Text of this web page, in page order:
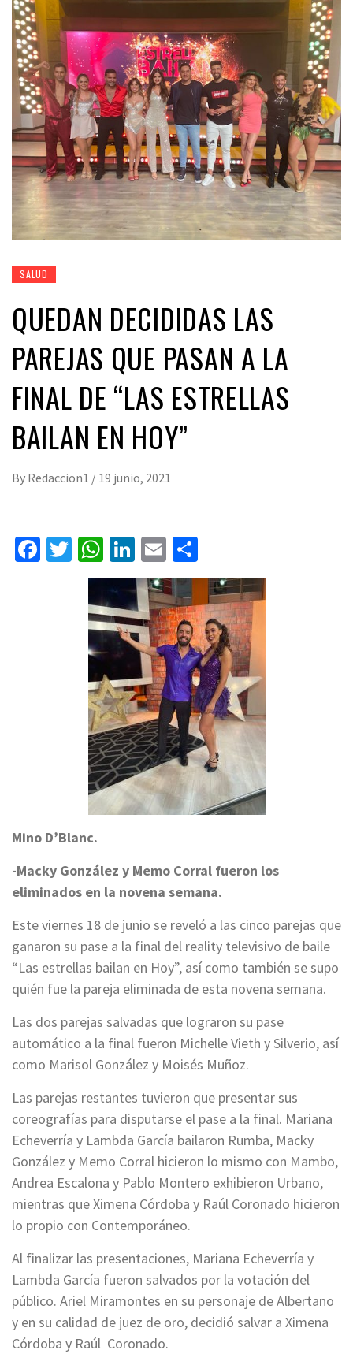
SALUD
QUEDAN DECIDIDAS LAS
PAREJAS QUE PASAN A LA
FINAL DE “LAS ESTRELLAS
BAILAN EN HOY”
By Redaccion1 / 19 junio, 2021
Facebook
Twitter
WhatsApp
LinkedIn
Email
Mino D’Blanc.
-Macky González y Memo Corral fueron los
eliminados en la novena semana.
Este viernes 18 de junio se reveló a las cinco parejas que
ganaron su pase a la final del reality televisivo de baile
“Las estrellas bailan en Hoy”, así como también se supo
quién fue la pareja eliminada de esta novena semana.
Las dos parejas salvadas que lograron su pase
automático a la final fueron Michelle Vieth y Silverio, así
como Marisol González y Moisés Muñoz.
Las parejas restantes tuvieron que presentar sus
coreografías para disputarse el pase a la final. Mariana
Echeverría y Lambda García bailaron Rumba, Macky
González y Memo Corral hicieron lo mismo con Mambo,
Andrea Escalona y Pablo Montero exhibieron Urbano,
mientras que Ximena Córdoba y Raúl Coronado hicieron
lo propio con Contemporáneo.
Al finalizar las presentaciones, Mariana Echeverría y
Lambda García fueron salvados por la votación del
público. Ariel Miramontes en su personaje de Albertano
y en su calidad de juez de oro, decidió salvar a Ximena
Córdoba y Raúl Coronado.